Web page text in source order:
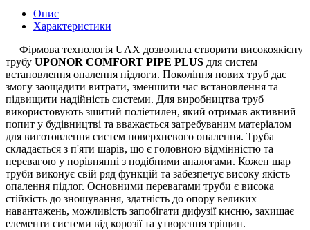
Опис
Характеристики
Фірмова технологія UAX дозволила створити високоякісну
трубу UPONOR COMFORT PIPE PLUS для систем
встановлення опалення підлоги. Покоління нових труб дає
змогу заощадити витрати, зменшити час встановлення та
підвищити надійність системи. Для виробництва труб
використовують зшитий поліетилен, який отримав активний
попит у будівництві та вважається затребуваним матеріалом
для виготовлення систем поверхневого опалення. Труба
складається з п'яти шарів, що є головною відмінністю та
перевагою у порівнянні з подібними аналогами. Кожен шар
труби виконує свій ряд функцій та забезпечує високу якість
опалення підлог. Основними перевагами труби є висока
стійкість до зношування, здатність до опору великих
навантажень, можливість запобігати дифузії кисню, захищає
елементи системи від корозії та утворення тріщин.